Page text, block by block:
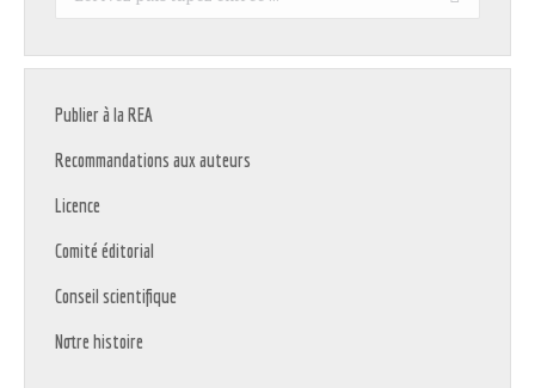
Publier à la REA
Recommandations aux auteurs
Licence
Comité éditorial
Conseil scientifique
Notre histoire